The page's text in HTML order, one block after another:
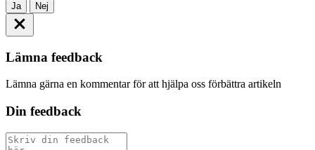
Ja Nej
Lämna feedback
Lämna gärna en kommentar för att hjälpa oss förbättra artikeln
Din feedback